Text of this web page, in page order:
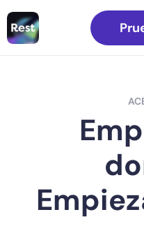
Para clínicos
Para empresas
Informe de impuesto
Registro de sueño
Contacto